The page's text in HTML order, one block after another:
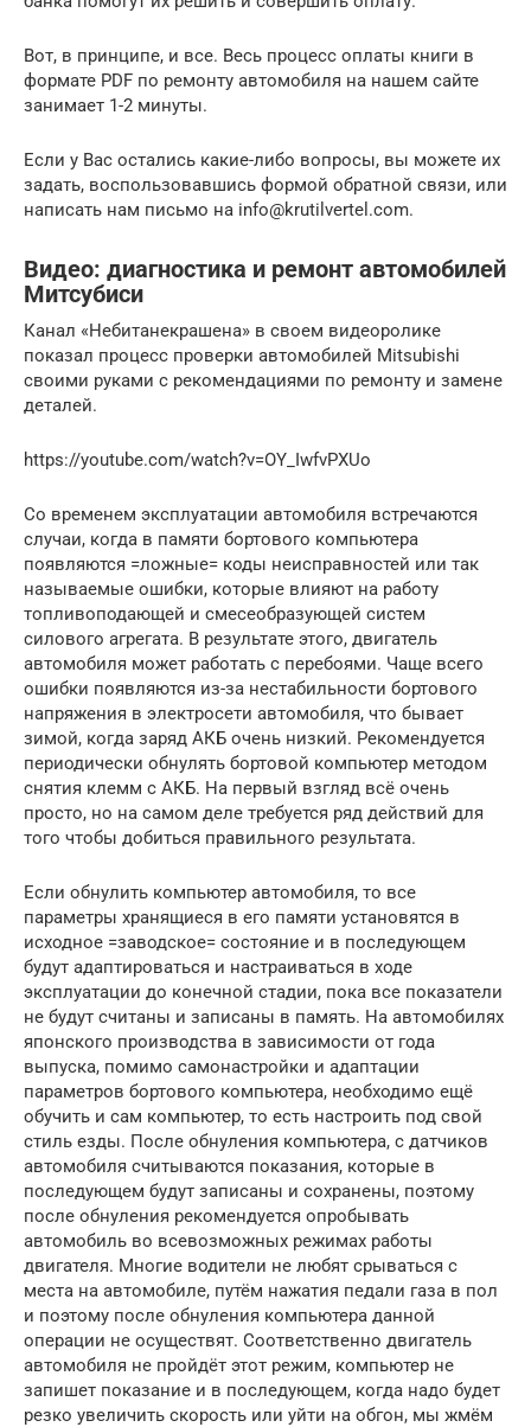
Вот, в принципе, и все. Весь процесс оплаты книги в
формате PDF по ремонту автомобиля на нашем сайте
занимает 1-2 минуты.
Если у Вас остались какие-либо вопросы, вы можете их
задать, воспользовавшись формой обратной связи, или
написать нам письмо на info@krutilvertel.com.
Видео: диагностика и ремонт автомобилей
Митсубиси
Канал «Небитанекрашена» в своем видеоролике
показал процесс проверки автомобилей Mitsubishi
своими руками с рекомендациями по ремонту и замене
деталей.
https://youtube.com/watch?v=OY_IwfvPXUo
Со временем эксплуатации автомобиля встречаются
случаи, когда в памяти бортового компьютера
появляются =ложные= коды неисправностей или так
называемые ошибки, которые влияют на работу
топливоподающей и смесеобразующей систем
силового агрегата. В результате этого, двигатель
автомобиля может работать с перебоями. Чаще всего
ошибки появляются из-за нестабильности бортового
напряжения в электросети автомобиля, что бывает
зимой, когда заряд АКБ очень низкий. Рекомендуется
периодически обнулять бортовой компьютер методом
снятия клемм с АКБ. На первый взгляд всё очень
просто, но на самом деле требуется ряд действий для
того чтобы добиться правильного результата.
Если обнулить компьютер автомобиля, то все
параметры хранящиеся в его памяти установятся в
исходное =заводское= состояние и в последующем
будут адаптироваться и настраиваться в ходе
эксплуатации до конечной стадии, пока все показатели
не будут считаны и записаны в память. На автомобилях
японского производства в зависимости от года
выпуска, помимо самонастройки и адаптации
параметров бортового компьютера, необходимо ещё
обучить и сам компьютер, то есть настроить под свой
стиль езды. После обнуления компьютера, с датчиков
автомобиля считываются показания, которые в
последующем будут записаны и сохранены, поэтому
после обнуления рекомендуется опробывать
автомобиль во всевозможных режимах работы
двигателя. Многие водители не любят срываться с
места на автомобиле, путём нажатия педали газа в пол
и поэтому после обнуления компьютера данной
операции не осуществят. Соответственно двигатель
автомобиля не пройдёт этот режим, компьютер не
запишет показание и в последующем, когда надо будет
резко увеличить скорость или уйти на обгон, мы жмём